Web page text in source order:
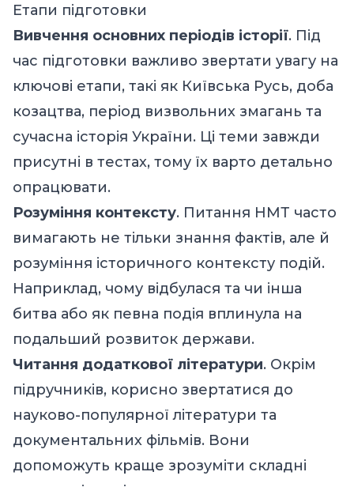
Етапи підготовки
Вивчення основних періодів історії. Під
час підготовки важливо звертати увагу на
ключові етапи, такі як Київська Русь, доба
козацтва, період визвольних змагань та
сучасна історія України. Ці теми завжди
присутні в тестах, тому їх варто детально
опрацювати.
Розуміння контексту. Питання НМТ часто
вимагають не тільки знання фактів, але й
розуміння історичного контексту подій.
Наприклад, чому відбулася та чи інша
битва або як певна подія вплинула на
подальший розвиток держави.
Читання додаткової літератури. Окрім
підручників, корисно звертатися до
науково-популярної літератури та
документальних фільмів. Вони
допоможуть краще зрозуміти складні